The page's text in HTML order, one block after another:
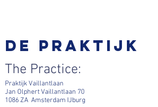
De praktijk
The Practice:
Praktijk Vaillantlaan
Jan Olphert Vaillantlaan 70
1086 ZA Amsterdam IJburg